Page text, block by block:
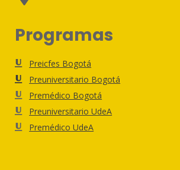
Programas
Preicfes Bogotá
Preuniversitario Bogotá
Premédico Bogotá
Preuniversitario UdeA
Premédico UdeA